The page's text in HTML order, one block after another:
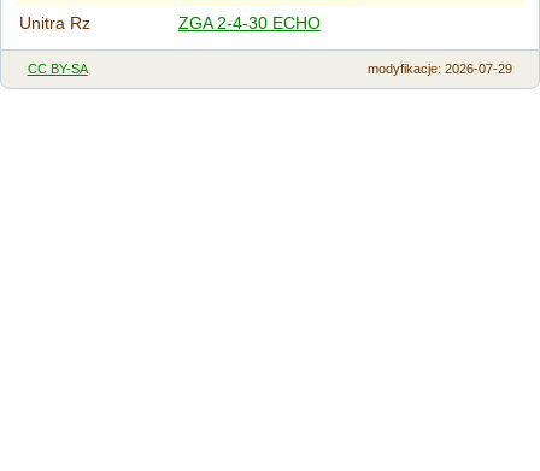
Unitra Rz
ZGA 2-4-30 ECHO
CC BY-SA modyfikacje: 2026-07-29